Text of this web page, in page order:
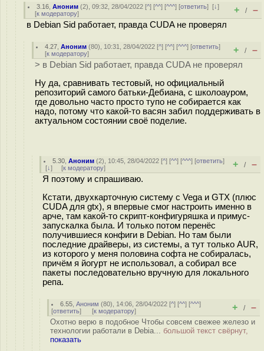
3.16 ,Аноним (2), 09:32, 28/04/2022 [^] [^^] [^^^] [ответить][↓]
[к модератору] + / –
в Debian Sid работает, правда CUDA не проверял
4.27 ,Аноним (80), 10:31, 28/04/2022 [^] [^^] [^^^] [ответить]
[к модератору] + / –
> в Debian Sid работает, правда CUDA не проверял
Ну да, сравнивать тестовый, но официальный
репозиторий самого батьки-Дебиана, с школоауром,
где довольно часто просто тупо не собирается как
надо, потому что какой-то васян забил поддерживать в
актуальном состоянии своё поделие.
5.30 ,Аноним (2), 10:45, 28/04/2022 [^] [^^] [^^^] [ответить]
[↓] [к модератору] + / –
Я поэтому и спрашиваю.
Кстати, двухкарточную систему с Vega и GTX (плюс
CUDA для gtx), я впервые смог настроить именно в
арче, там какой-то скрипт-конфигуряшка и примус-
запускалка была. И только потом перенёс
получившиеся конфиги в Debian. Но там были
последние драйверы, из системы, а тут только AUR,
из которого у меня половина софта не собиралась,
причём я йогурт не использовал, а собирал все
пакеты последовательно вручную для локального
репа.
6.55 ,Аноним (80), 14:06, 28/04/2022 [^] [^^] [^^^]
[ответить] [к модератору] + / –
Охотно верю в подобное Чтобы совсем свежее железо и
технологии работали в Debia... большой текст свёрнут,
показать